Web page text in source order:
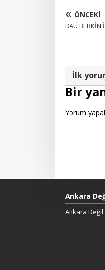
ÖNCEKI
DAÜ BERKİN
İlk
Bir
Yorum
Ankara
Ankara Değil